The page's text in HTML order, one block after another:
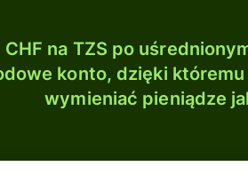
na TZS po
konto, dzięki
wymieniać pieniądze